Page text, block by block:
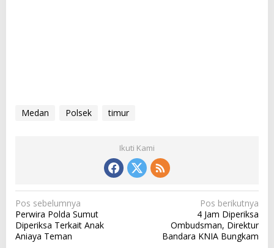
Medan Polsek timur
Ikuti Kami
N
a
v
Pos sebelumnya
Perwira Polda Sumut
Diperiksa Terkait Anak
Aniaya Teman
Pos berikutnya
4 Jam Diperiksa
Ombudsman, Direktur
Bandara KNIA Bungkam